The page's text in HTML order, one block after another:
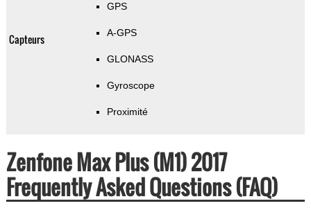
Capteurs
GPS
A-GPS
GLONASS
Gyroscope
Proximité
Zenfone Max Plus (M1) 2017
Frequently Asked Questions (FAQ)